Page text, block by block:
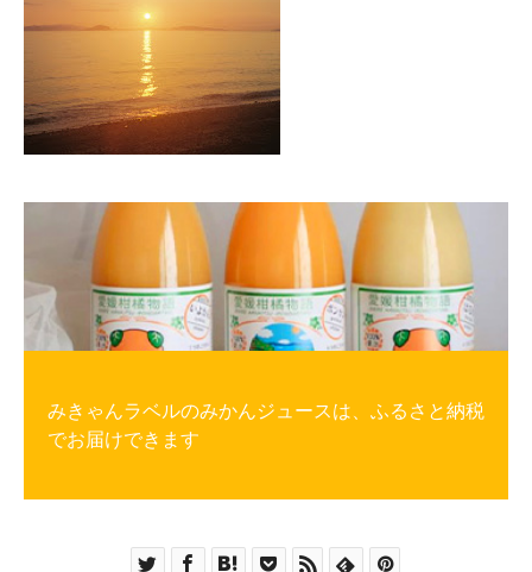
みきゃんラベルのみかんジュースは、ふるさと納税
でお届けできます